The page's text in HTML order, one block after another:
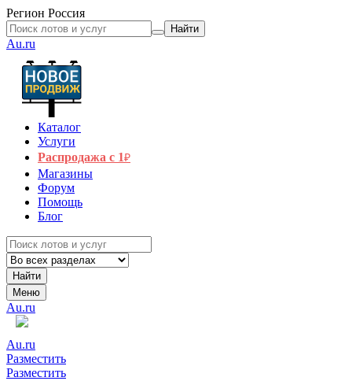
Регион Россия
Найти
Au.ru
Каталог
Услуги
Распродажа с 1₽
Магазины
Форум
Помощь
Блог
Найти
Меню
Au.ru
Au.ru
Разместить
Разместить